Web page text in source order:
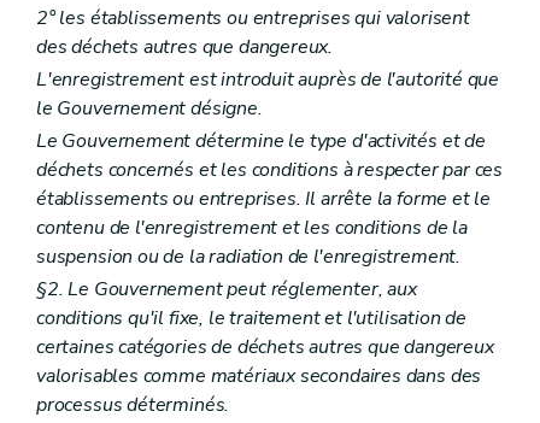
2° les établissements ou entreprises qui valorisent
des déchets autres que dangereux.
L'enregistrement est introduit auprès de l'autorité que
le Gouvernement désigne.
Le Gouvernement détermine le type d'activités et de
déchets concernés et les conditions à respecter par ces
établissements ou entreprises. Il arrête la forme et le
contenu de l'enregistrement et les conditions de la
suspension ou de la radiation de l'enregistrement.
§2. Le Gouvernement peut réglementer, aux
conditions qu'il fixe, le traitement et l'utilisation de
certaines catégories de déchets autres que dangereux
valorisables comme matériaux secondaires dans des
processus déterminés.